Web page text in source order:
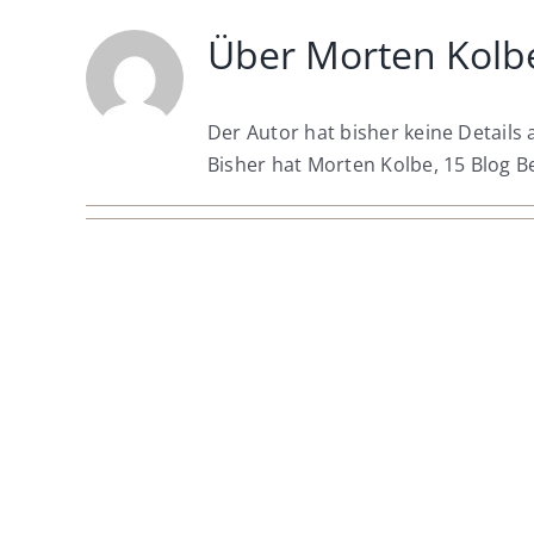
Über Morten
Der Autor hat bisher keine Details
Bisher hat Morten Kolbe, 15 Blog